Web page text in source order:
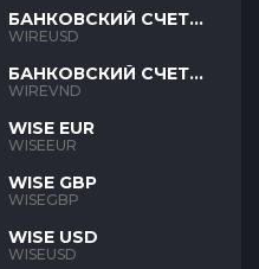
БАНКОВСКИЙ СЧЕТ
USD
WIREUSD
БАНКОВСКИЙ СЧЕТ
VND
WIREVND
WISE EUR
WISEEUR
WISE GBP
WISEGBP
WISE USD
WISEUSD